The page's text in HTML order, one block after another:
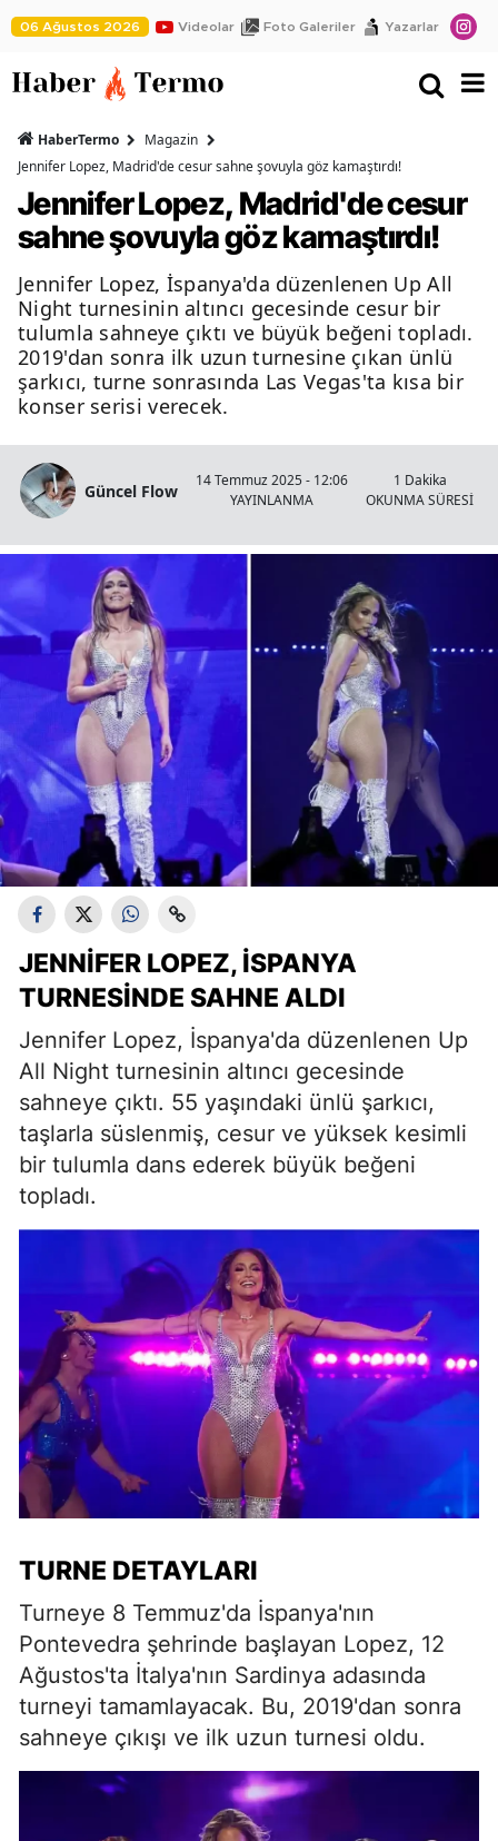
06 Ağustos 2026 Videolar Foto Galeriler Yazarlar
HaberTermo
Magazin
Jennifer Lopez, Madrid'de cesur sahne şovuyla göz kamaştırdı!
Jennifer Lopez, Madrid'de cesur
sahne şovuyla göz kamaştırdı!
Jennifer Lopez, İspanya'da düzenlenen Up All
Night turnesinin altıncı gecesinde cesur bir
tulumla sahneye çıktı ve büyük beğeni topladı.
2019'dan sonra ilk uzun turnesine çıkan ünlü
şarkıcı, turne sonrasında Las Vegas'ta kısa bir
konser serisi verecek.
Güncel Flow
14 Temmuz 2025 - 12:06
YAYINLANMA
1 Dakika
OKUNMA SÜRESİ
JENNIFER LOPEZ, İSPANYA
TURNESINDE SAHNE ALDI
Jennifer Lopez, İspanya'da düzenlenen Up
All Night turnesinin altıncı gecesinde
sahneye çıktı. 55 yaşındaki ünlü şarkıcı,
taşlarla süslenmiş, cesur ve yüksek kesimli
bir tulumla dans ederek büyük beğeni
topladı.
TURNE DETAYLARI
Turneye 8 Temmuz'da İspanya'nın
Pontevedra şehrinde başlayan Lopez, 12
Ağustos'ta İtalya'nın Sardinya adasında
turneyi tamamlayacak. Bu, 2019'dan sonra
sahneye çıkışı ve ilk uzun turnesi oldu.